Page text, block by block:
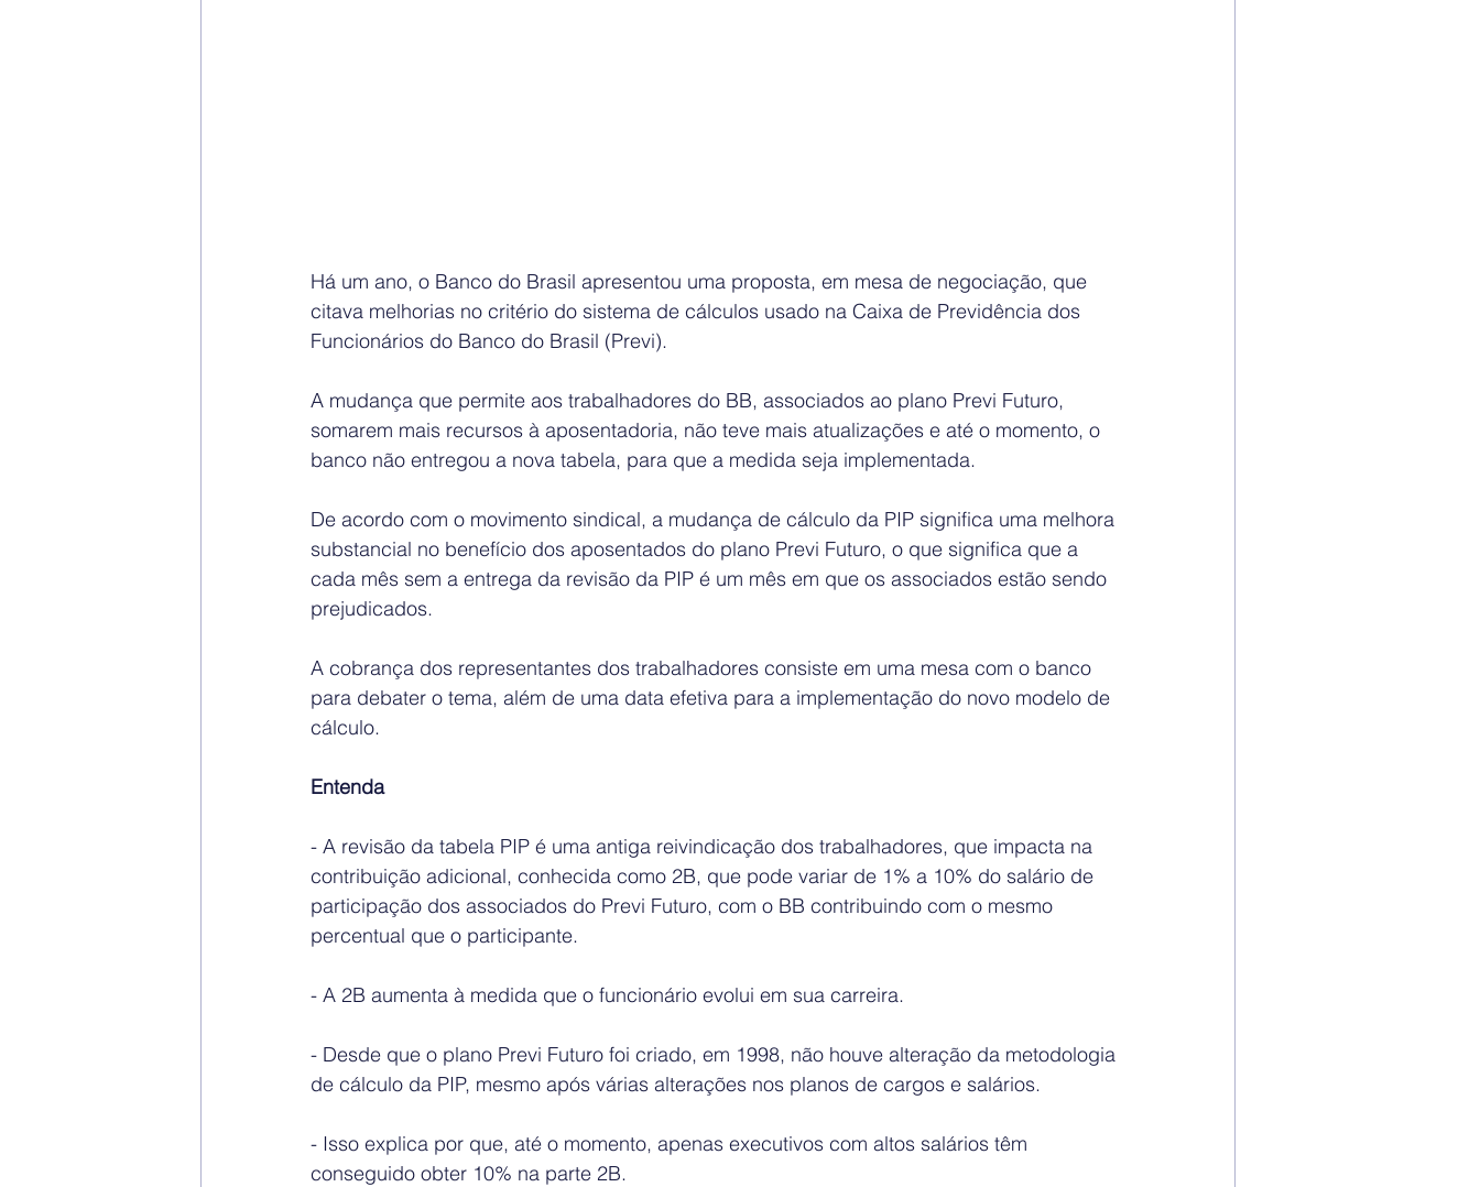
Há um ano, o Banco do Brasil apresentou uma proposta, em mesa de negociação, que
citava melhorias no critério do sistema de cálculos usado na Caixa de Previdência dos
Funcionários do Banco do Brasil (Previ).
A mudança que permite aos trabalhadores do BB, associados ao plano Previ Futuro,
somarem mais recursos à aposentadoria, não teve mais atualizações e até o momento, o
banco não entregou a nova tabela, para que a medida seja implementada.
De acordo com o movimento sindical, a mudança de cálculo da PIP significa uma melhora
substancial no benefício dos aposentados do plano Previ Futuro, o que significa que a
cada mês sem a entrega da revisão da PIP é um mês em que os associados estão sendo
prejudicados.
A cobrança dos representantes dos trabalhadores consiste em uma mesa com o banco
para debater o tema, além de uma data efetiva para a implementação do novo modelo de
cálculo.
Entenda
- A revisão da tabela PIP é uma antiga reivindicação dos trabalhadores, que impacta na
contribuição adicional, conhecida como 2B, que pode variar de 1% a 10% do salário de
participação dos associados do Previ Futuro, com o BB contribuindo com o mesmo
percentual que o participante.
- A 2B aumenta à medida que o funcionário evolui em sua carreira.
- Desde que o plano Previ Futuro foi criado, em 1998, não houve alteração da metodologia
de cálculo da PIP, mesmo após várias alterações nos planos de cargos e salários.
- Isso explica por que, até o momento, apenas executivos com altos salários têm
conseguido obter 10% na parte 2B.